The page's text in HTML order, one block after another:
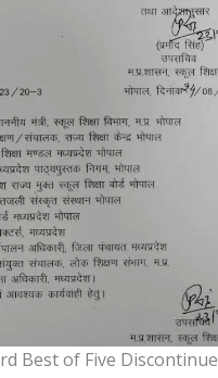
Best of Five Discontinue